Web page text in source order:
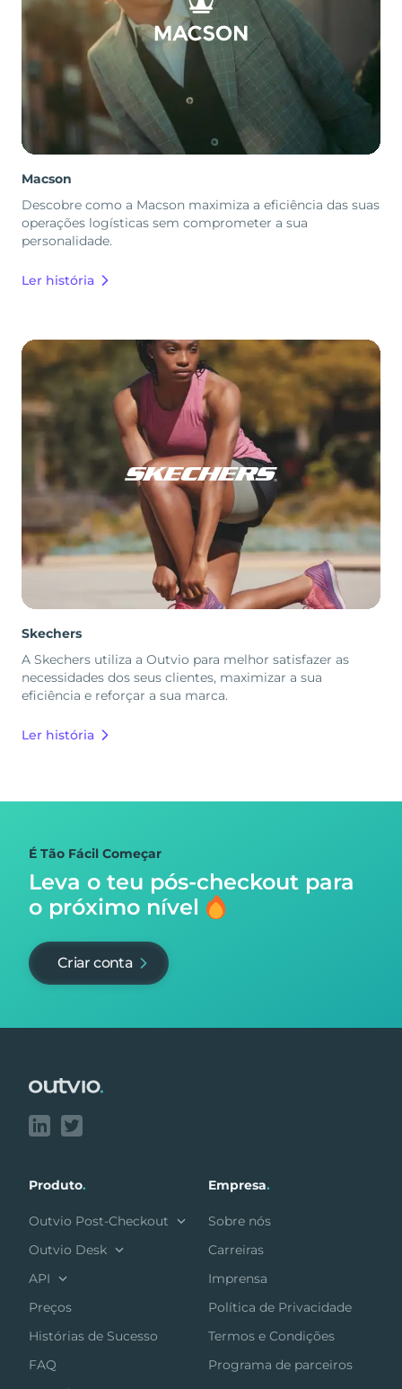
Macson
Descobre como a Macson maximiza a eficiência das suas
operações logísticas sem comprometer a sua
personalidade.
Ler história
Skechers
A Skechers utiliza a Outvio para melhor satisfazer as
necessidades dos seus clientes, maximizar a sua
eficiência e reforçar a sua marca.
Ler história
É Tão Fácil Começar
Leva o teu pós-checkout para
o próximo nível
Criar conta
Produto.
Outvio Post-Checkout
Outvio Desk
API
Preços
Histórias de Sucesso
FAQ
Empresa.
Sobre nós
Carreiras
Imprensa
Política de Privacidade
Termos e Condições
Programa de parceiros